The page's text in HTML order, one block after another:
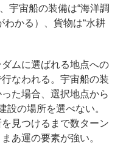
宇宙船の装備は“海洋調
わかる）、貨物は“水耕
ムに選ばれる地点への
なわれる。宇宙船の装
た場合、選択地点から
設の場所を選べない。
見つけるまで数ターン
あ運の要素が強い。